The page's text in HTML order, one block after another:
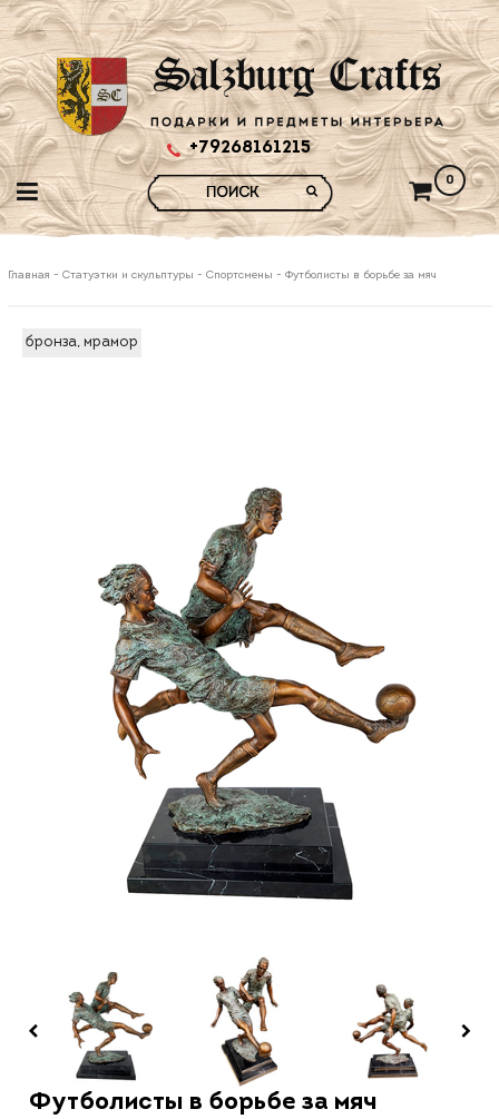
+79268161215
0
Главная - Статуэтки и скульптуры - Спортсмены - Футболисты в борьбе за мяч
бронза, мрамор
Футболисты в борьбе за мяч